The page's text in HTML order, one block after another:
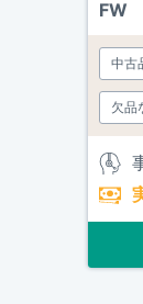
FW
中古
欠品